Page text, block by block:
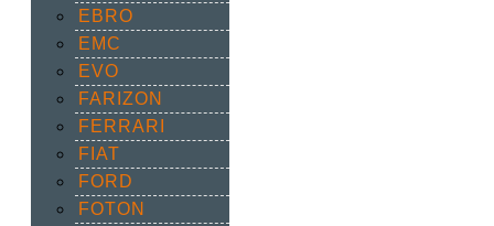
EBRO
EMC
EVO
FARIZON
FERRARI
FIAT
FORD
FOTON